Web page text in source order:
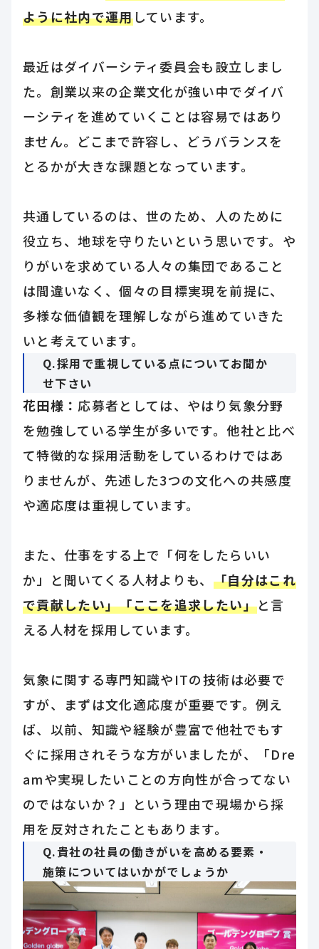
ように社内で運用しています。
最近はダイバーシティ委員会も設立しまし
た。創業以来の企業文化が強い中でダイバ
ーシティを進めていくことは容易ではあり
ません。どこまで許容し、どうバランスを
とるかが大きな課題となっています。
共通しているのは、世のため、人のために
役立ち、地球を守りたいという思いです。や
りがいを求めている人々の集団であること
は間違いなく、個々の目標実現を前提に、
多様な価値観を理解しながら進めていきた
いと考えています。
Q.採用で重視している点についてお聞か
せ下さい
花田様： 応募者としては、やはり気象分野
を勉強している学生が多いです。他社と比べ
て特徴的な採用活動をしているわけではあ
りませんが、先述した3つの文化への共感度
や適応度は重視しています。
また、仕事をする上で「何をしたらいい
か」と聞いてくる人材よりも、 「自分はこれ
で貢献したい」「ここを追求したい」と言
える人材を採用しています。
気象に関する専門知識やITの技術は必要で
すが、まずは文化適応度が重要です。例え
ば、以前、知識や経験が豊富で他社でもす
ぐに採用されそうな方がいましたが、「Dre
amや実現したいことの方向性が合ってない
のではないか？」という理由で現場から採
用を反対されたこともあります。
Q.貴社の社員の働きがいを高める要素・
施策についてはいかがでしょうか